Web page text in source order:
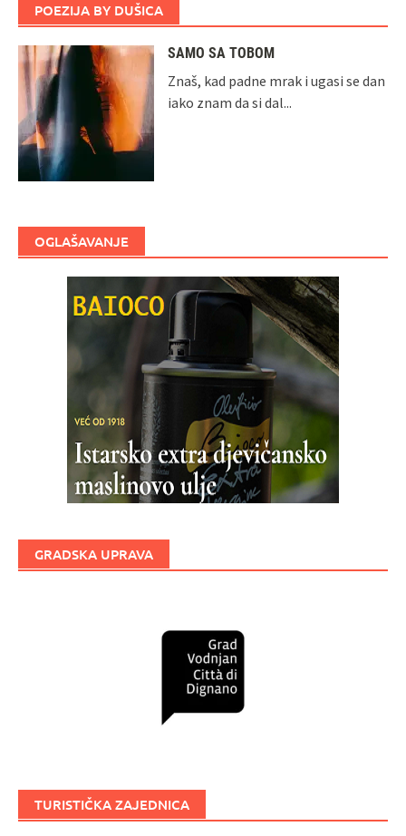
POEZIJA BY DUŠICA
SAMO SA TOBOM
Znaš, kad padne mrak i ugasi se dan
iako znam da si dal...
OGLAŠAVANJE
GRADSKA UPRAVA
TURISTIČKA ZAJEDNICA